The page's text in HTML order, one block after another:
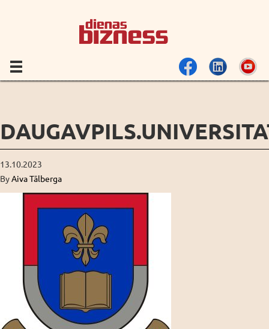
13.10.2023
ByAiva Tālberga